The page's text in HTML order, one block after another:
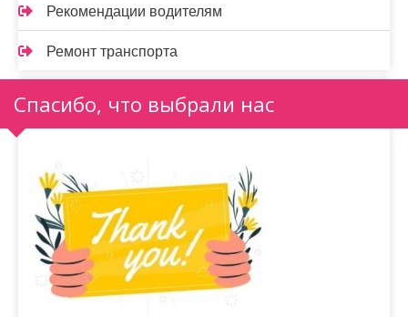
Рекомендации водителям
Ремонт транспорта
Спасибо, что выбрали нас